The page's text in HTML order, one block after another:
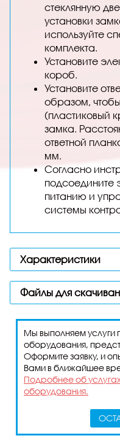
стеклянную
установки
используйте
комплекта.
Установите
короб.
Установите
образом,
(пластиковый
замка.
ответной
мм.
Согласно
подсоедините
питанию и
системы
Характеристики
Файлы для
Мы выполняем услуги
оборудования,
Оформите заявку, и
Вами в ближайшее
Подробнее об
оборудования.